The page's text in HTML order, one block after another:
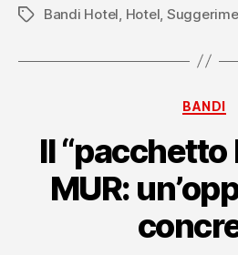
Tag Bandi Hotel, Hotel,
BANDI
Il “pacchetto
MUR: